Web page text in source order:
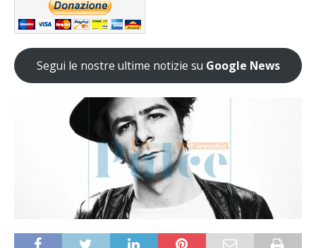
Segui le nostre ultime notizie su Google News